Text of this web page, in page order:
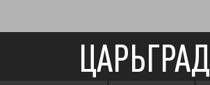
ЦАРЬГРАД